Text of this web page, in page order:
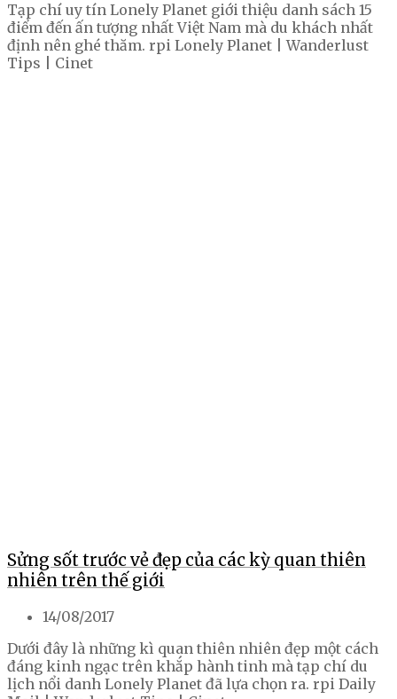
Tạp chí uy tín Lonely Planet giới thiệu danh sách 15
điểm đến ấn tượng nhất Việt Nam mà du khách nhất
định nên ghé thăm. rpi Lonely Planet | Wanderlust
Tips | Cinet
Sửng sốt trước vẻ đẹp của các kỳ quan thiên
nhiên trên thế giới
14/08/2017
Dưới đây là những kì quan thiên nhiên đẹp một cách
đáng kinh ngạc trên khắp hành tinh mà tạp chí du
lịch nổi danh Lonely Planet đã lựa chọn ra. rpi Daily